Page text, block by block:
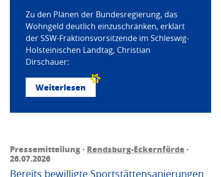
Zu den Plänen der Bundesregierung, das
Wohngeld deutlich einzuschränken, erklärt
der SSW-Fraktionsvorsitzende im Schleswig-
Holsteinischen Landtag, Christian
Dirschauer:
Weiterlesen
Pressemitteilung · Rendsburg-Eckernförde·
26.07.2026
Bereits bewilligte Sportstättensanierungen